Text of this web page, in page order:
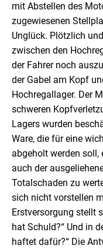
mit Abstellen des
zugewiesenen
Unglück. Plötzlich
zwischen den
der Fahrer noch
der Gabel am Kopf
Hochregallager. Der
schweren
Lagers wurden
Ware, die für eine
abgeholt werden
auch der
Totalschaden zu
sich nicht vorstellen
Erstversorgung stellt
hat Schuld?“ Und in
haftet dafür?“ Die